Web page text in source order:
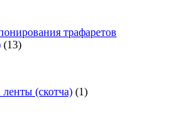
трафаретов
(13)
(скотча) (1)